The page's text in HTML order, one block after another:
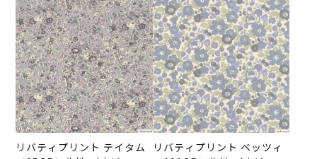
リバティプリント テイタム
リバティプリント ベッツィ